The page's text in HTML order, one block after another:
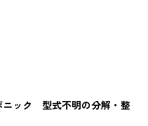
ニック 型式不明の分解・整